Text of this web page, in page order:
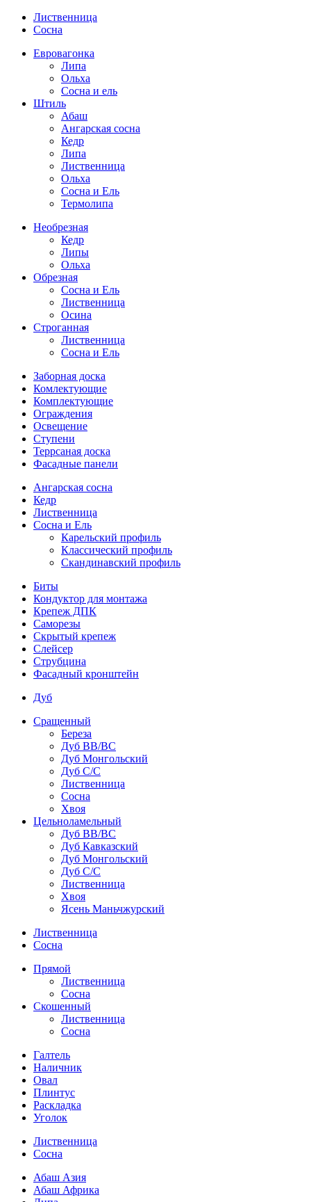
Лиственница
Сосна
Евровагонка
Липа
Ольха
Сосна и ель
Штиль
Абаш
Ангарская сосна
Кедр
Липа
Лиственница
Ольха
Сосна и Ель
Термолипа
Необрезная
Кедр
Липы
Ольха
Обрезная
Cосна и Ель
Лиственница
Осина
Строганная
Лиственница
Сосна и Ель
Заборная доска
Комлектующие
Комплектующие
Ограждения
Освещение
Ступени
Террсаная доска
Фасадные панели
Ангарская сосна
Кедр
Лиственница
Сосна и Ель
Карельский профиль
Классический профиль
Скандинавский профиль
Биты
Кондуктор для монтажа
Крепеж ДПК
Саморезы
Скрытый крепеж
Слейсер
Струбцина
Фасадный кронштейн
Дуб
Сращенный
Береза
Дуб ВВ/ВС
Дуб Монгольский
Дуб С/С
Лиственница
Сосна
Хвоя
Цельноламельный
Дуб ВВ/ВС
Дуб Кавказский
Дуб Монгольский
Дуб С/С
Лиственница
Хвоя
Ясень Маньчжурский
Лиственница
Сосна
Прямой
Лиственница
Сосна
Скошенный
Лиственница
Сосна
Галтель
Наличник
Овал
Плинтус
Раскладка
Уголок
Лиственница
Сосна
Абаш Азия
Абаш Африка